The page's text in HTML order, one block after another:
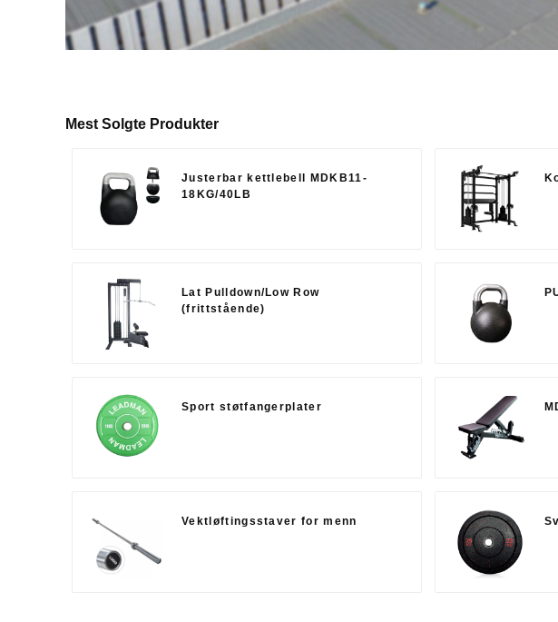
Mest Solgte Produkter
Justerbar kettlebell MDKB11-
18KG/40LB
Lat Pulldown/Low Row
(frittstående)
Sport støtfangerplater
Vektløftingsstaver for menn